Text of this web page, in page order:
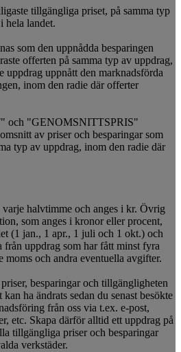
tillgängliga priset, på samma typ
hela landet.
som den uppnådda besparingen
offerten på samma typ av uppdrag,
uppdrag uppnått den marknadsförda
inom den radie där offerter
och "GENOMSNITTSPRIS"
av priser och besparingar som
typ av uppdrag, inom den radie där
halvtimme och anges i kr. Övrig
som anges i kronor eller procent,
(1 jan., 1 apr., 1 juli och 1 okt.) och
från uppdrag som har fått minst fyra
moms och andra eventuella avgifter.
besparingar och tillgängligheten
ha ändrats sedan du senast besökte
från oss via t.ex. e-post,
etc. Skapa därför alltid ett uppdrag på
tillgängliga priser och besparingar
verkstäder.